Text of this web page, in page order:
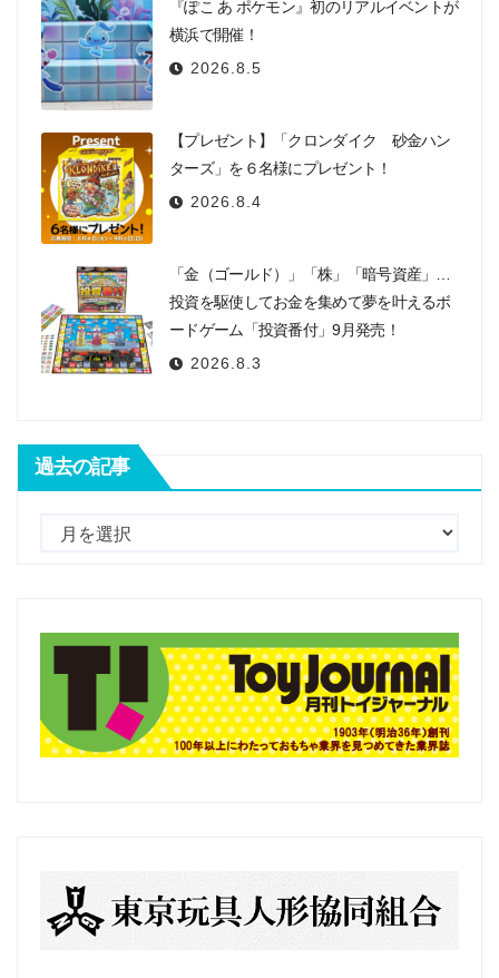
『ぽこ あ ポケモン』初のリアルイベントが
横浜で開催！
2026.8.5
【プレゼント】「クロンダイク 砂金ハン
ターズ」を６名様にプレゼント！
2026.8.4
「金（ゴールド）」「株」「暗号資産」…
投資を駆使してお金を集めて夢を叶えるボ
ードゲーム「投資番付」9月発売！
2026.8.3
過去の記事
記